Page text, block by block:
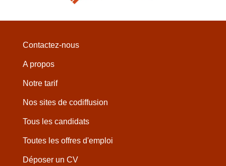
Contactez-nous
A propos
Notre tarif
Nos sites de codiffusion
Tous les candidats
Toutes les offres d'emploi
Déposer un CV